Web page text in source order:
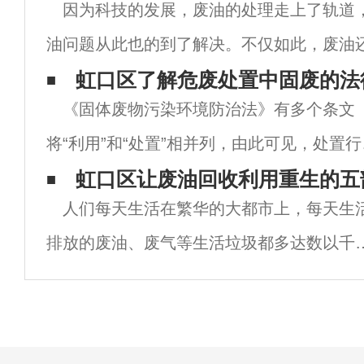
因为科技的发展，废油的处理走上了轨道
油问题从此也的到了解决。不仅如此，废油
业的产品的原材料。肥皂，废油再生等很多
可以用废油来上产。废油循环利用的过程其
虹口区了解危废处置中固废的
《固体废物污染环境防治法》有多个条文
将“利用”和“处置”相并列，由此可见，处置
仅指生产过程完成后对危险废物的减量化、
害化的处理行为，并不包括资源化危险废物
利用行为。非法处置危险废物行为的“处置
虹口区让废油回收利用重生的
人们每天生活在繁华的大都市上，每天生
排放的废油、废气等生活垃圾都多达数以千
吨，而一些比较发达的国家就是通过这些垃